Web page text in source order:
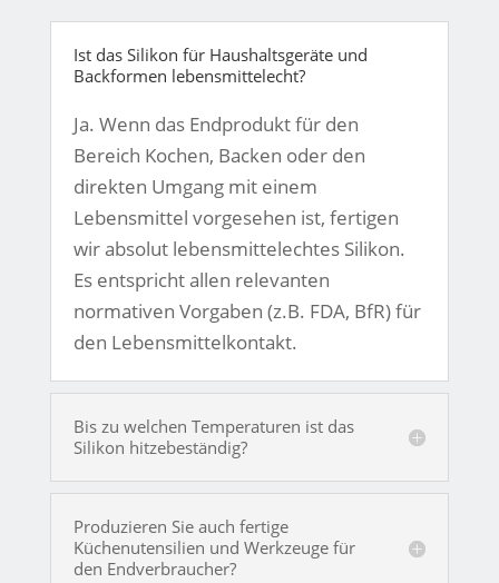
Ist das Silikon für Haushaltsgeräte und
Backformen lebensmittelecht?
Ja. Wenn das Endprodukt für den
Bereich Kochen, Backen oder den
direkten Umgang mit einem
Lebensmittel vorgesehen ist, fertigen
wir absolut lebensmittelechtes Silikon.
Es entspricht allen relevanten
normativen Vorgaben (z.B. FDA, BfR) für
den Lebensmittelkontakt.
Bis zu welchen Temperaturen ist das
Silikon hitzebeständig?
Produzieren Sie auch fertige
Küchenutensilien und Werkzeuge für
den Endverbraucher?